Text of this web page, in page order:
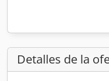
Detalles de la